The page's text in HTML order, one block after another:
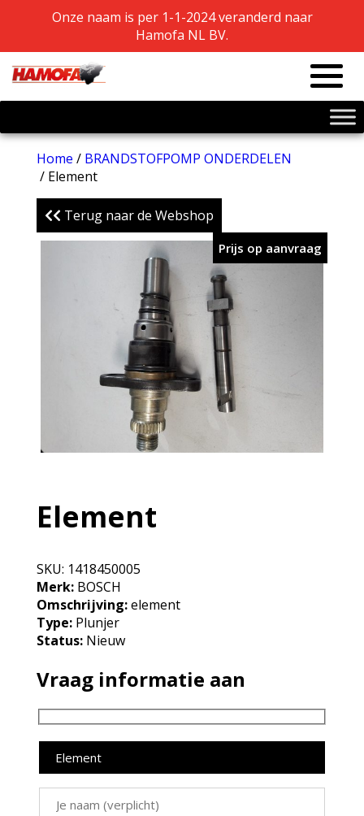
Onze naam is per 1-1-2024 veranderd naar
Hamofa NL BV.
Onze naam is per 1-1-2024 veranderd naar
Hamofa NL BV.
Home / BRANDSTOFPOMP ONDERDELEN
/ Element
Terug naar de Webshop
Element
Prijs op aanvraag
SKU: 1418450005
Merk:BOSCH
Omschrijving:element
Type:Plunjer
Status:Nieuw
Vraag informatie aan